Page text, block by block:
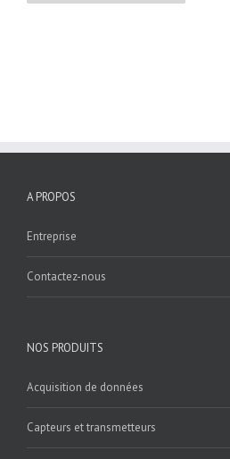
A PROPOS
Entreprise
Contactez-nous
NOS PRODUITS
Acquisition de données
Capteurs et transmetteurs